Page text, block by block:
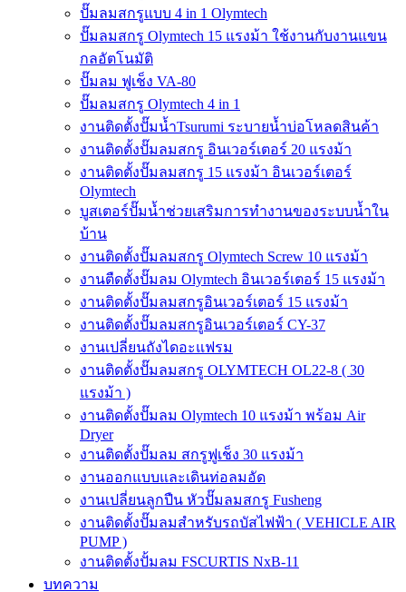
ปั๊มลมสกรูแบบ 4 in 1 Olymtech
ปั๊มลมสกรู Olymtech 15 แรงม้า ใช้งานกับงานแขน
กลอัตโนมัติ
ปั๊มลม ฟูเช็ง VA-80
ปั๊มลมสกรู Olymtech 4 in 1
งานติดตั้งปั๊มน้ำTsurumi ระบายน้ำบ่อโหลดสินค้า
งานติดตั้งปั๊มลมสกรู อินเวอร์เตอร์ 20 แรงม้า
งานติดตั้งปั๊มลมสกรู 15 แรงม้า อินเวอร์เตอร์
Olymtech
บูสเตอร์ปั๊มน้ำช่วยเสริมการทำงานของระบบน้ำใน
บ้าน
งานติดตั้งปั๊มลมสกรู Olymtech Screw 10 แรงม้า
งานตืดตั้งปั๊มลม Olymtech อินเวอร์เตอร์ 15 แรงม้า
งานติดตั้งปั๊มลมสกรูอินเวอร์เตอร์ 15 แรงม้า
งานติดตั้งปั๊มลมสกรูอินเวอร์เตอร์ CY-37
งานเปลี่ยนถังไดอะแฟรม
งานติดตั้งปั๊มลมสกรู OLYMTECH OL22-8 ( 30
แรงม้า )
งานติดตั้งปั๊มลม Olymtech 10 แรงม้า พร้อม Air
Dryer
งานติดตั้งปั๊มลม สกรูฟูเช็ง 30 แรงม้า
งานออกแบบและเดินท่อลมอัด
งานเปลี่ยนลูกปืน หัวปั๊มลมสกรู Fusheng
งานติดตั้งปั๊มลมสำหรับรถบัสไฟฟ้า ( VEHICLE AIR
PUMP )
งานติดตั้งปั้มลม FSCURTIS NxB-11
บทความ